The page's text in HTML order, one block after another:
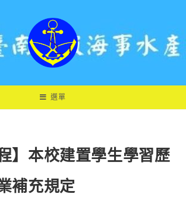
選單
】本校建置學生學習歷
補充規定